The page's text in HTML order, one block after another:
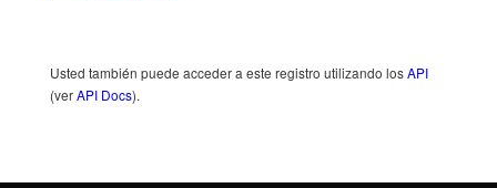
Usted también puede acceder a este registro utilizando losAPI
(verAPI Docs).